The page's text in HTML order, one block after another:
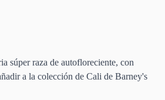
súper raza de autofloreciente, con
a la colección de Cali de Barney's